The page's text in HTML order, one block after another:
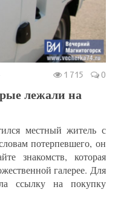
1 715 0
лежали на
местный житель с
потерпевшего, он
знакомств, которая
галерее. Для
ссылку на покупку